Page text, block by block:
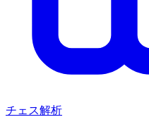
チェス解析